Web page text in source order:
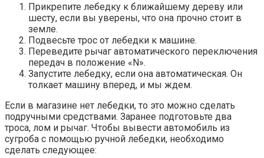
Прикрепите лебедку к ближайшему дереву или
шесту, если вы уверены, что она прочно стоит в
земле.
Подвесьте трос от лебедки к машине.
Переведите рычаг автоматического переключения
передач в положение «N».
Запустите лебедку, если она автоматическая. Он
толкает машину вперед, и мы ждем.
Если в магазине нет лебедки, то это можно сделать
подручными средствами. Заранее подготовьте два
троса, лом и рычаг. Чтобы вывести автомобиль из
сугроба с помощью ручной лебедки, необходимо
сделать следующее: